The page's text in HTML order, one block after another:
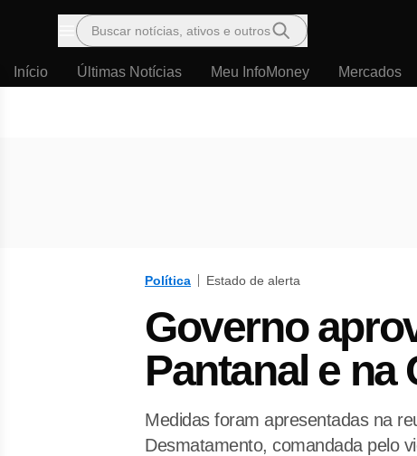
Menu
Buscar notícias, ativos e outros
Início Últimas Notícias Meu InfoMoney Mercados
Política Estado de alerta
Governo
Pantanal e na
Medidas foram apresentadas na
Desmatamento, comandada pelo